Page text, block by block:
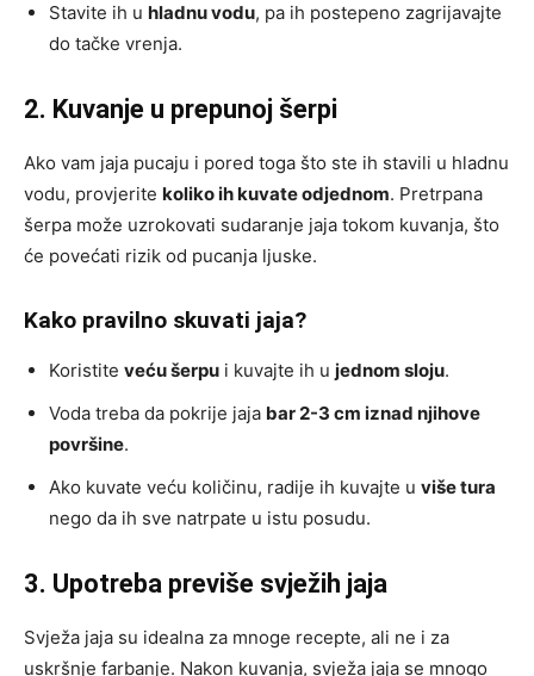
Stavite ih u hladnu vodu, pa ih postepeno zagrijavajte
do tačke vrenja.
2. Kuvanje u prepunoj šerpi
Ako vam jaja pucaju i pored toga što ste ih stavili u hladnu
vodu, provjerite koliko ih kuvate odjednom. Pretrpana
šerpa može uzrokovati sudaranje jaja tokom kuvanja, što
će povećati rizik od pucanja ljuske.
Kako pravilno skuvati jaja?
Koristite veću šerpu i kuvajte ih u jednom sloju.
Voda treba da pokrije jaja bar 2-3 cm iznad njihove
površine.
Ako kuvate veću količinu, radije ih kuvajte u više tura
nego da ih sve natrpate u istu posudu.
3. Upotreba previše svježih jaja
Svježa jaja su idealna za mnoge recepte, ali ne i za
uskršnje farbanje. Nakon kuvanja, svježa jaja se mnogo